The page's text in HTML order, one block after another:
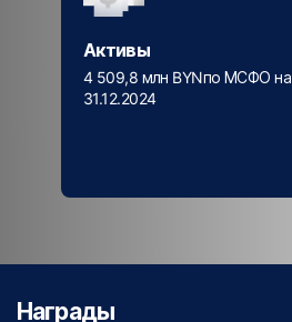
Активы
4 509,8 млн BYNпо МСФО на
31.12.2024
Награды